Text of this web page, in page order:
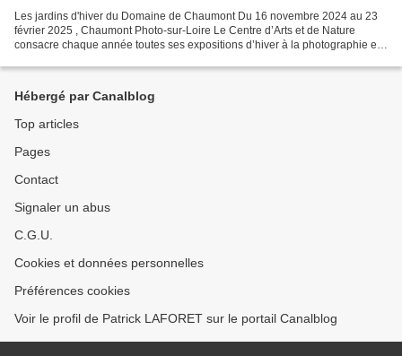
Les jardins d'hiver du Domaine de Chaumont Du 16 novembre 2024 au 23
février 2025 , Chaumont Photo-sur-Loire Le Centre d’Arts et de Nature
consacre chaque année toutes ses expositions d’hiver à la photographie et
Hébergé par Canalblog
Top articles
Pages
Contact
Signaler un abus
C.G.U.
Cookies et données personnelles
Préférences cookies
Voir le profil de Patrick LAFORET sur le portail Canalblog